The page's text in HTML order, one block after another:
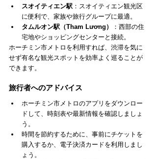
スオイティエン駅 ：スオイティエン観光区
に便利で、家族や旅行グループに最適。
タムルオン駅（Tham Lương）
：西部の住
宅地やショッピングセンターと接続。
ホーチミン市メトロを利用すれば、渋滞を気に
せず有名な観光スポットを効率よく巡ることが
できます。
旅行者へのアドバイス
ホーチミン市メトロのアプリをダウンロー
ドして、時刻表や最新情報を確認しましょ
う。
時間を節約するために、事前にチケットを
購入するか、電子決済カードを利用しまし
ょう。